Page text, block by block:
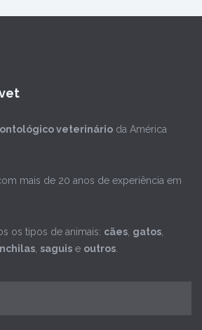
veterinário da América
mais de 20 anos de experiência em
os tipos de animais: cães, gatos,
, saguis e outros.